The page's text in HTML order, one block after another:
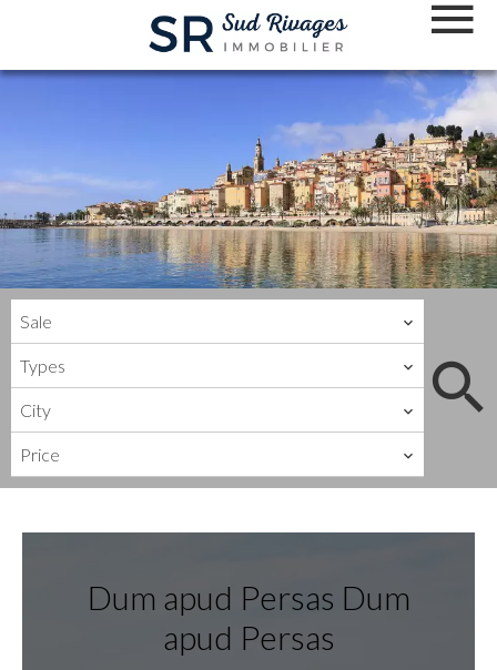
Sale
Types
City
Price
Dum apud Persas Dum
apud Persas